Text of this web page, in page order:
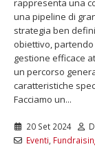
rappresenta una
una pipeline di
strategia ben
obiettivo,
gestione efficace
un percorso
caratteristiche
Facciamo un...
20 Set 2024
Eventi